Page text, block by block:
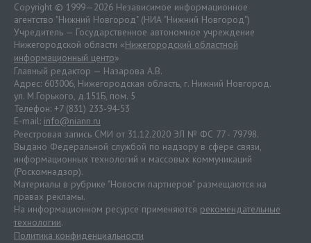
Copyright © 1999—2026 Независимое информационное
агентство "Нижний Новгород" (НИА "Нижний Новгород")
Учредитель — Государственное автономное учреждение
Нижегородской области «Нижегородский областной
информационный центр»
Главный редактор — Назарова А.В.
Адрес: 603006, Нижегородская область, г. Нижний Новгород.
ул. М.Горького, д.151Б, пом. 5
Телефон: +7 (831) 233-94-53
E-mail: info@niann.ru
Реестровая запись СМИ от 31.12.2020 ЭЛ № ФС 77 - 79798.
Выдано Федеральной службой по надзору в сфере связи,
информационных технологий и массовых коммуникаций
(Роскомнадзор).
Материалы в рубрике "Новости партнеров" размещаются на
правах рекламы.
На информационном ресурсе применяются рекомендательные
технологии.
Политика конфиденциальности